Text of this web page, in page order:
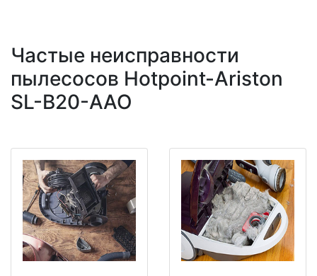
Частые неисправности
пылесосов Hotpoint-Ariston
SL-B20-AAO